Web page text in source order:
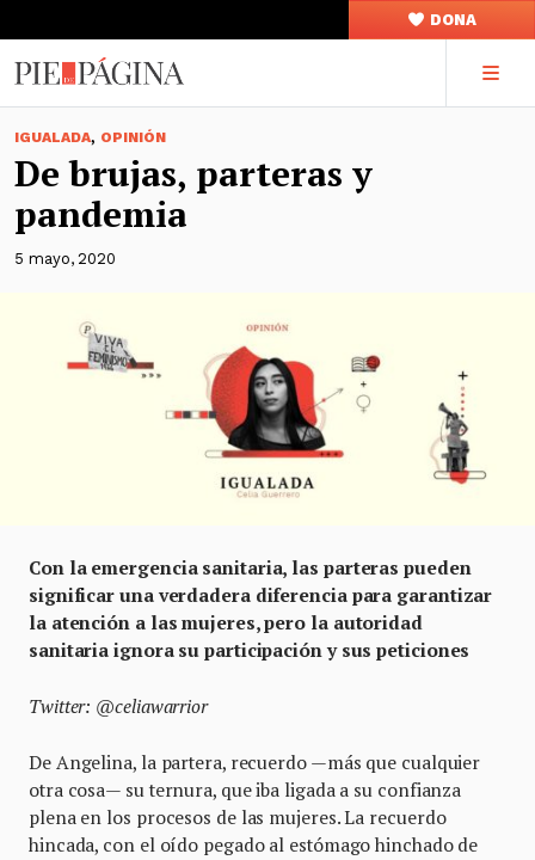
DONA
IGUALADA, OPINIÓN
De brujas, parteras y
pandemia
5 mayo, 2020
Con la emergencia sanitaria, las parteras pueden
significar una verdadera diferencia para garantizar
la atención a las mujeres, pero la autoridad
sanitaria ignora su participación y sus peticiones
Twitter: @celiawarrior
De Angelina, la partera, recuerdo —más que cualquier
otra cosa— su ternura, que iba ligada a su confianza
plena en los procesos de las mujeres. La recuerdo
hincada, con el oído pegado al estómago hinchado de